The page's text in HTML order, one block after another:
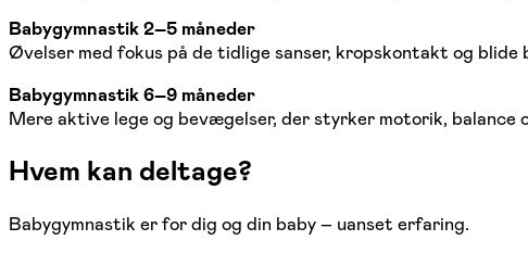
Babygymnastik 2–5 måneder
Øvelser med fokus på de tidlige sanser, kropskontakt og blide
Babygymnastik 6–9 måneder
Mere aktive lege og bevægelser, der styrker motorik, balance
Hvem kan deltage?
Babygymnastik er for dig og din baby – uanset erfaring.